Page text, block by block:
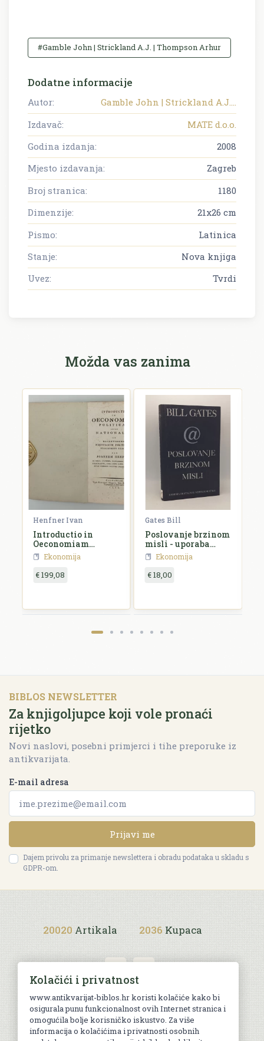
#Gamble John | Strickland A.J. | Thompson Arhur
Dodatne informacije
Autor:
Gamble John | Strickland A.J....
Izdavač:
MATE d.o.o.
Godina izdanja:
2008
Mjesto izdavanja:
Zagreb
Broj stranica:
1180
Dimenzije:
21x26 cm
Pismo:
Latinica
Stanje:
Nova knjiga
Uvez:
Tvrdi
Možda vas zanima
Henfner Ivan
Introductio in
Oeconomiam
politicam
Ekonomija
€ 199,08
Gates Bill
Poslovanje brzinom
misli - uporaba
digitalnog nervnog
sustava
Ekonomija
€ 18,00
BIBLOS NEWSLETTER
Za knjigoljupce koji vole pronaći
rijetko
Novi naslovi, posebni primjerci i tihe preporuke iz
antikvarijata.
E-mail adresa
Prijavi me
Dajem privolu za primanje newslettera i obradu podataka u skladu s
GDPR-om.
20020 Artikala 2036 Kupaca
Uvjeti kupnje
Kolačići i privatnost
www.antikvarijat-biblos.hr koristi kolačiće kako bi
osigurala punu funkcionalnost ovih Internet stranica i
omogućila bolje korisničko iskustvo. Za više
informacija o kolačićima i privatnosti osobnih